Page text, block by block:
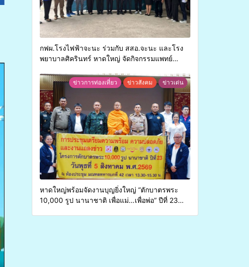
กฟผ.โรงไฟฟ้าจะนะ ร่วมกับ สสอ.จะนะ และโรง
พยาบาลศิครินทร์ หาดใหญ่ จัดกิจกรรมแพทย์
ข่าวการท่องเที่ยว ข่าวสังคม ข่าวเด่น
หาดใหญ่พร้อมจัดงานบุญยิ่งใหญ่ “ตักบาตรพระ
10,000 รูป นานาชาติ เพื่อแม่…เพื่อพ่อ” ปีที่ 23